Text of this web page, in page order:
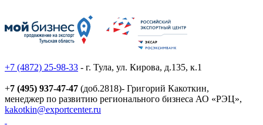
+7 (4872) 25-98-33 - г. Тула, ул. Кирова, д.135, к.1
+7 (495) 937-47-47 (доб.2818)- Григорий Какоткин,
менеджер по развитию регионального бизнеса АО «РЭЦ»,
kakotkin@exportcenter.ru